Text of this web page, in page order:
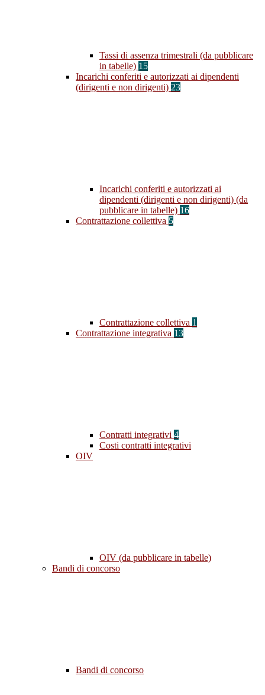
Tassi di assenza trimestrali (da pubblicare
in tabelle) 15
Incarichi conferiti e autorizzati ai dipendenti
(dirigenti e non dirigenti) 23
Incarichi conferiti e autorizzati ai
dipendenti (dirigenti e non dirigenti) (da
pubblicare in tabelle) 16
Contrattazione collettiva 5
Contrattazione collettiva 1
Contrattazione integrativa 13
Contratti integrativi 4
Costi contratti integrativi
OIV
OIV (da pubblicare in tabelle)
Bandi di concorso
Bandi di concorso